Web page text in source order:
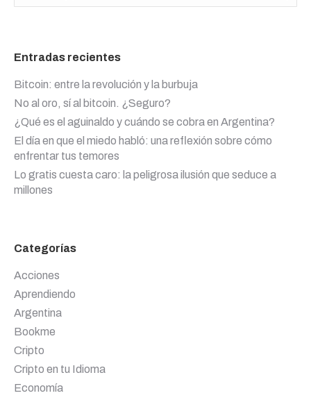
Entradas recientes
Bitcoin: entre la revolución y la burbuja
No al oro, sí al bitcoin. ¿Seguro?
¿Qué es el aguinaldo y cuándo se cobra en Argentina?
El día en que el miedo habló: una reflexión sobre cómo
enfrentar tus temores
Lo gratis cuesta caro: la peligrosa ilusión que seduce a
millones
Categorías
Acciones
Aprendiendo
Argentina
Bookme
Cripto
Cripto en tu Idioma
Economía